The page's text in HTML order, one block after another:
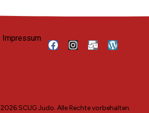
Impressum
SCUG Judo. Alle Rechte vorbehalten.